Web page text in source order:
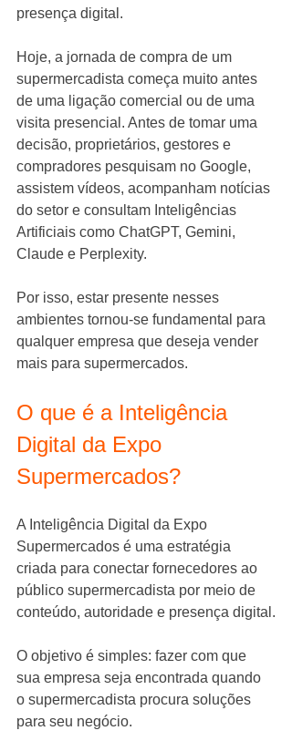
presença digital.
Hoje, a jornada de compra de um
supermercadista começa muito antes
de uma ligação comercial ou de uma
visita presencial. Antes de tomar uma
decisão, proprietários, gestores e
compradores pesquisam no Google,
assistem vídeos, acompanham notícias
do setor e consultam Inteligências
Artificiais como ChatGPT, Gemini,
Claude e Perplexity.
Por isso, estar presente nesses
ambientes tornou-se fundamental para
qualquer empresa que deseja vender
mais para supermercados.
O que é a Inteligência
Digital da Expo
Supermercados?
A Inteligência Digital da Expo
Supermercados é uma estratégia
criada para conectar fornecedores ao
público supermercadista por meio de
conteúdo, autoridade e presença digital.
O objetivo é simples: fazer com que
sua empresa seja encontrada quando
o supermercadista procura soluções
para seu negócio.